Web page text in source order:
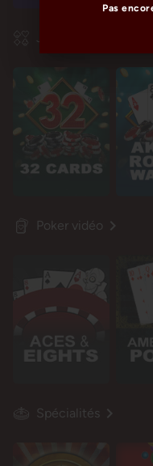
Poker vidéo
Spécialités
Pas